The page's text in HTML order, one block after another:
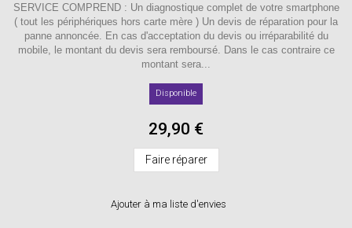
SERVICE COMPREND : Un diagnostique complet de votre smartphone
( tout les périphériques hors carte mère ) Un devis de réparation pour la
panne annoncée. En cas d'acceptation du devis ou irréparabilité du
mobile, le montant du devis sera remboursé. Dans le cas contraire ce
montant sera...
Disponible
29,90 €
Faire réparer
Ajouter à ma liste d'envies